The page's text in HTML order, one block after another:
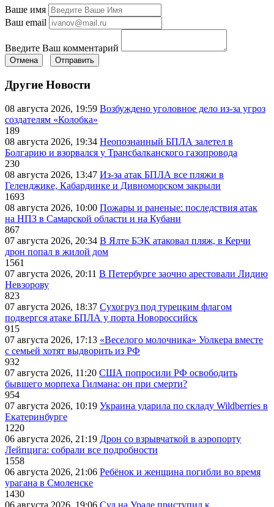
Ваше имя
Ваш email
Введите Ваш комментарий
Отмена Отправить
Другие Новости
08 августа 2026, 19:59 Возбуждено уголовное дело из-за угроз
создателям «Колобка»
189
08 августа 2026, 19:34 Неопознанный БПЛА залетел в
Болгарию и взорвался у Трансбалканского газопровода
230
08 августа 2026, 13:47 Из-за атак БПЛА все пляжи в
Геленджике, Кабардинке и Дивноморском закрыли
1693
08 августа 2026, 10:00 Пожары и раненые: последствия атак
на НПЗ в Самарской области и на Кубани
867
07 августа 2026, 20:34 В Ялте БЭК атаковал пляж, в Керчи
дрон попал в жилой дом
1561
07 августа 2026, 20:11 В Петербурге заочно арестовали Лидию
Невзорову
823
07 августа 2026, 18:37 Сухогруз под турецким флагом
подвергся атаке БПЛА у порта Новороссийск
915
07 августа 2026, 17:13 «Веселого молочника» Уолкера вместе
с семьей хотят выдворить из РФ
932
07 августа 2026, 11:20 США попросили РФ освободить
бывшего морпеха Гилмана: он при смерти?
954
07 августа 2026, 10:19 Украина ударила по складу Wildberries в
Екатеринбурге
1220
06 августа 2026, 21:19 Дрон со взрывчаткой в аэропорту
Лейпцига: собрали все подробности
1558
06 августа 2026, 21:06 Ребёнок и женщина погибли во время
урагана в Смоленске
1430
06 августа 2026, 19:06 Суд на Урале приступил к